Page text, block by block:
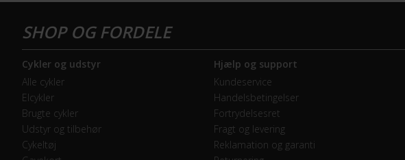
Cykler og udstyr
Alle cykler
Elcykler
Brugte cykler
Udstyr og tilbehør
Cykeltøj
Hjælp og support
Kundeservice
Handelsbetingelser
Fortrydelsesret
Fragt og levering
Reklamation og garanti